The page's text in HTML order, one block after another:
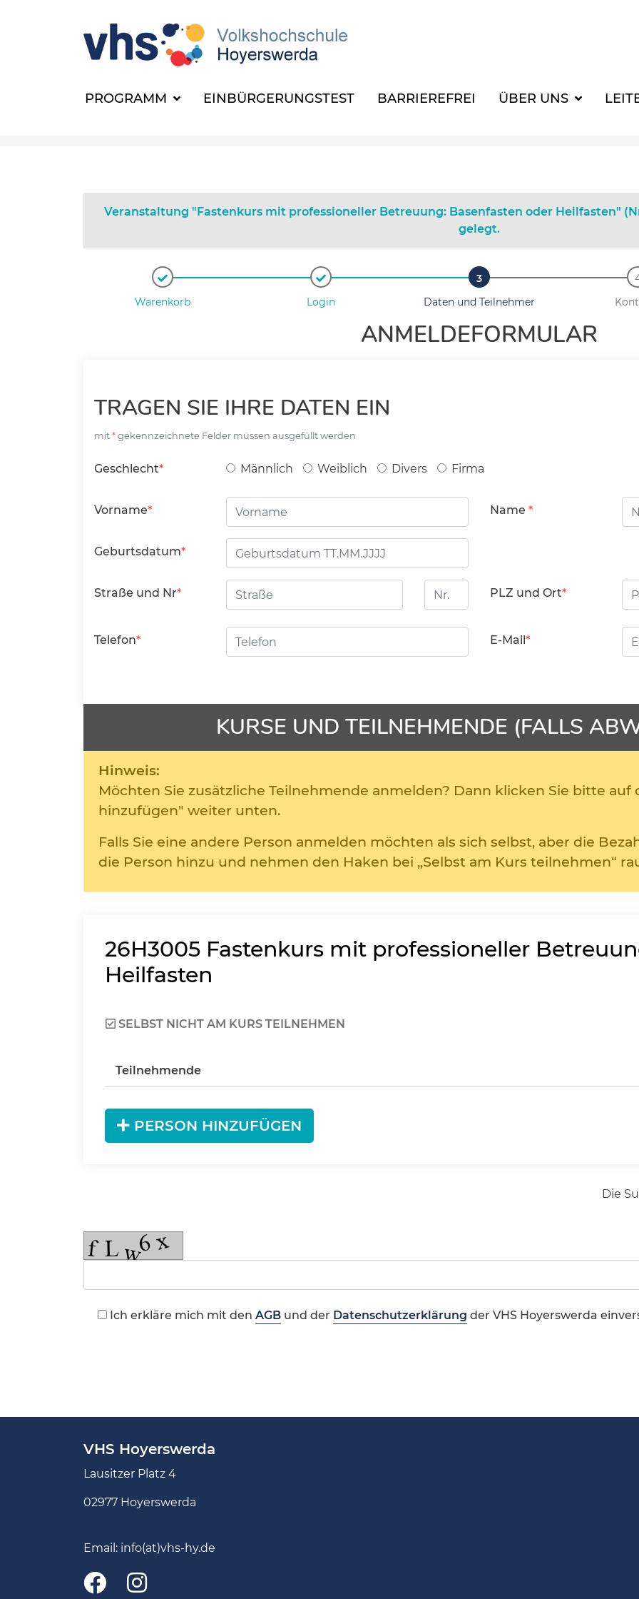
PROGRAMM EINBÜRGERUNGSTEST BARRIEREFREI ÜBER UNS
Veranstaltung "Fastenkurs mit professioneller Betreuung: Basenfasten oder Heilfasten"
gelegt.
Warenkorb Login Daten und Teilnehmer
ANMELDEFORMULAR
TRAGEN SIE IHRE DATEN EIN
mit gekennzeichnete Felder müssen ausgefüllt werden
Geschlecht Männlich Weiblich Divers Firma
Vorname Name
Geburtsdatum
Straße und Nr Straße HausnummerPLZ und Ort
Telefon E-Mail
KURSE UND TEILNEHMENDE (FALLS
Hinweis:
Möchten Sie zusätzliche Teilnehmende anmelden? Dann klicken Sie bitte auf
hinzufügen" weiter unten.
Falls Sie eine andere Person anmelden möchten als sich selbst, aber die
die Person hinzu und nehmen den Haken bei „Selbst am Kurs teilnehmen“
26H3005 Fastenkurs mit professioneller
Heilfasten
SELBST NICHT AM KURS TEILNEHMEN
Teilnehmende
PERSON HINZUFÜGEN
Die
Ich erkläre mich mit den AGB und der Datenschutzerklärung der VHS Hoyerswerda
VHS Hoyerswerda
Lausitzer Platz 4
02977 Hoyerswerda
Email: info(at)vhs-hy.de